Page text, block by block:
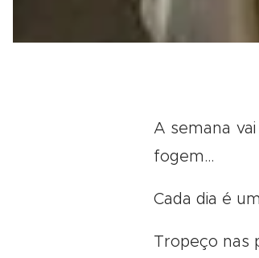
A semana
fogem…
Cada dia é
Tropeço nas